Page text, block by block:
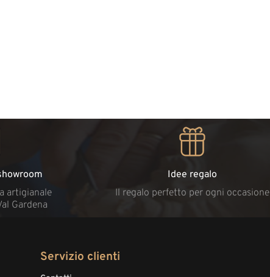
artigianale
Gardena
Idee regalo
Il regalo perfetto per ogni occasione
Servizio clienti